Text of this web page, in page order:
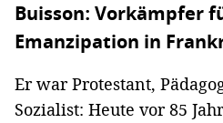
Buisson: Vorkämpfer
Emanzipation in
Er war Protestant,
Sozialist: Heute vor 85